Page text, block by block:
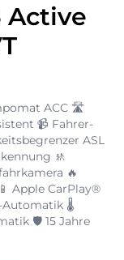
Active
ACC 🛣️
📹 Fahrer-
ASL
🚸
🔥
Apple CarPlay®
Automatik 🌡️
🛡️ 15 Jahre